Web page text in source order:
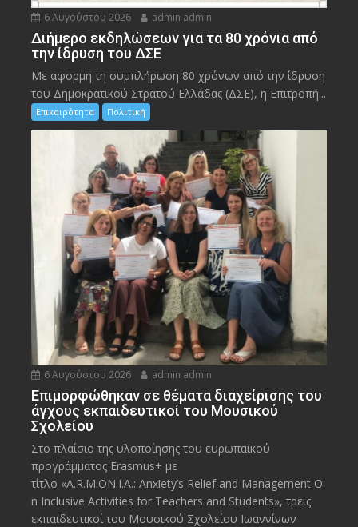
6 Αυγούστου 2026 admin admin
Διήμερο εκδηλώσεων για τα 80 χρόνια από
την ίδρυση του ΔΣΕ
Με αφορμή τη συμπλήρωση 80 χρόνων από την ίδρυση
του Δημοκρατικού Στρατού Ελλάδας (ΔΣΕ), η Επιτροπή...
Επικαιρότητα Πολιτική
6 Αυγούστου 2026 admin admin
Eπιμορφώθηκαν σε θέματα διαχείρισης του
άγχους εκπαιδευτικοί του Μουσικού
Σχολείου
Στο πλαίσιο της υλοποίησης του ευρωπαϊκού
προγράμματος Erasmus+ με
τίτλο «A.R.M.ON.I.A.: Anxiety’s Relief and Management O
n Inclusive Activities for Teachers and Students», τρεις
εκπαιδευτικοί του Μουσικού Σχολείου Ιωαννίνων